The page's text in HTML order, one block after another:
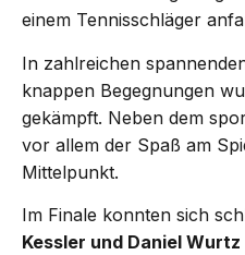
einem Tennisschläger
In zahlreichen
knappen Begegnungen
gekämpft. Neben dem
vor allem der Spaß am
Mittelpunkt.
Im Finale konnten sich
Kessler und Daniel Wurtz